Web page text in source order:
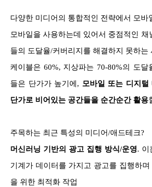
다양한 미디어의 통합적인 전략에서 모바
모바일을 사용하는데 있어서 중점적인 채
들의 도달율/커버리지를 해결하지 못하는
케이블은 60%, 지상파는 70-80%의 도달
들은 단가가 높기에, 모바일 또는 디지
단가로 비어있는 공간들을 순간순간 활용
주목하는 최근 특성의 미디어/애드테크?
머신러닝 기반의 광고 집행 방식/운영. 이
기계가 데이터를 가지고 광고를 집행하
을 위한 최적화 작업